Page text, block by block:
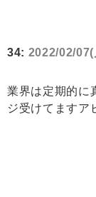
34: 2022/02/
業界は定期的に
ジ受けてますア